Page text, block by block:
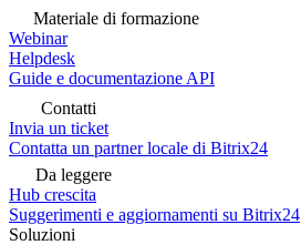
Materiale di formazione
Webinar
Helpdesk
Guide e documentazione API
Contatti
Invia un ticket
Contatta un partner locale di Bitrix24
Da leggere
Hub crescita
Suggerimenti e aggiornamenti su Bitrix24
Soluzioni